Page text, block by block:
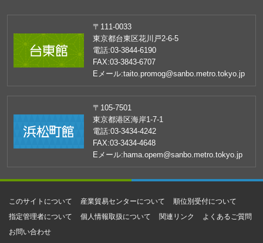
〒111-0033
東京都台東区花川戸2-6-5
電話:03-3844-6190
FAX:03-3843-6707
Eメール:taito.promog@sanbo.metro.tokyo.jp
〒105-7501
東京都港区海岸1-7-1
電話:03-3434-4242
FAX:03-3434-4648
Eメール: hama.opem@sanbo.metro.tokyo.jp
このサイトについて 産業貿易センターについて
順位別受付について
指定管理者について
個人情報取扱について 関連リンク
よくあるご質問
お問い合わせ